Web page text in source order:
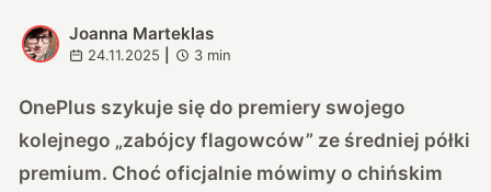
J
Joanna Marteklas
24.11.2025 3 min
OnePlus szykuje się do premiery swojego
kolejnego „zabójcy flagowców” ze średniej półki
premium. Choć oficjalnie mówimy o chińskim